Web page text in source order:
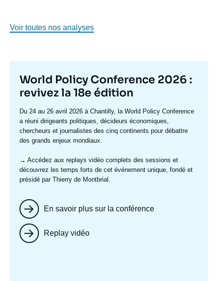
Voir toutes nos analyses
Titre
mis
en
avant
World Policy Conference 2026 :
revivez la 18e édition
Texte
accroche
Du 24 au 26 avril 2026 à Chantilly, la World Policy Conference
a réuni dirigeants politiques, décideurs économiques,
chercheurs et journalistes des cinq continents pour débattre
des grands enjeux mondiaux.
→ Accédez aux replays vidéo complets des sessions et
découvrez les temps forts de cet événement unique, fondé et
présidé par Thierry de Montbrial.
En savoir plus sur la conférence
Replay vidéo